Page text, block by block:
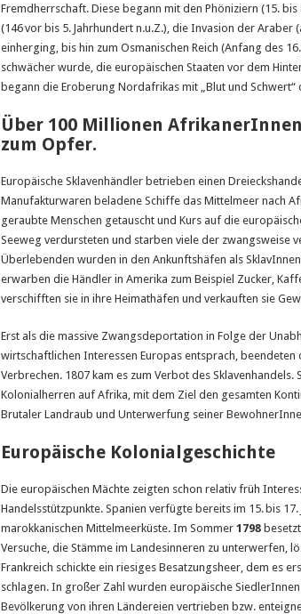
Fremdherrschaft. Diese begann mit den Phöniziern (15.
(146 vor bis 5. Jahrhundert n.u.Z.), die Invasion der
einherging, bis hin zum Osmanischen Reich (Anfang des
schwächer wurde, die europäischen Staaten vor dem
begann die Eroberung Nordafrikas mit „Blut und
Über 100 Millionen
zum Opfer.
Europäische Sklavenhändler betrieben einen
Manufakturwaren beladene Schiffe das Mittelmeer nach
geraubte Menschen getauscht und Kurs auf die
Seeweg verdursteten und starben viele der zwangsweise
Überlebenden wurden in den Ankunftshäfen als
erwarben die Händler in Amerika zum Beispiel Zucker,
verschifften sie in ihre Heimathäfen und verkauften sie
Erst als die massive Zwangsdeportation in Folge der
wirtschaftlichen Interessen Europas entsprach,
Verbrechen. 1807 kam es zum Verbot des
Kolonialherren auf Afrika, mit dem Ziel den gesamten
Brutaler Landraub und Unterwerfung seiner
Europäische Kolonialgeschichte
Die europäischen Mächte zeigten schon relativ früh
Handelsstützpunkte. Spanien verfügte bereits im 15. bis
marokkanischen Mittelmeerküste. Im Sommer 1798
Versuche, die Stämme im Landesinneren zu unterwerfen,
Frankreich schickte ein riesiges Besatzungsheer, dem es
schlagen. In großer Zahl wurden europäische
Bevölkerung von ihren Ländereien vertrieben bzw.